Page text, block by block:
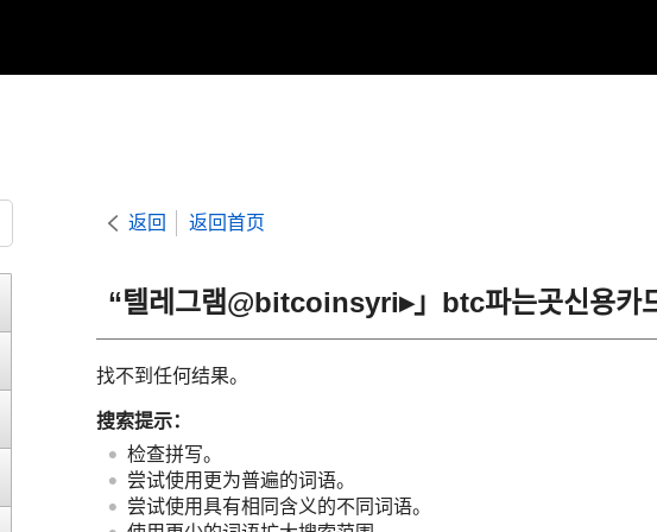
返回 返回首页
“텔레그램@bitcoinsyri▸」btc파는곳신용카
找不到任何结果。
搜索提示：
检查拼写。
尝试使用更为普遍的词语。
尝试使用具有相同含义的不同词语。